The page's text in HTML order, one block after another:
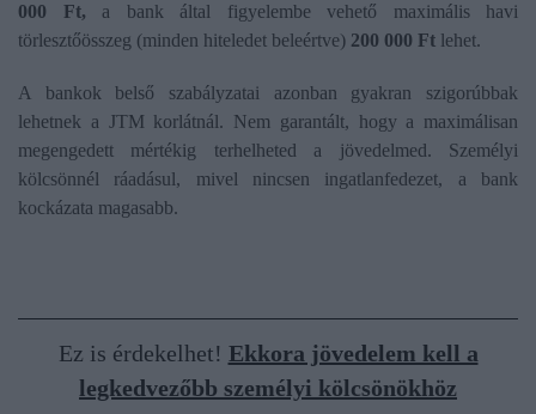
000 Ft, a bank által figyelembe vehető maximális havi
törlesztőösszeg (minden hiteledet beleértve) 200 000 Ft lehet.
A bankok belső szabályzatai azonban gyakran szigorúbbak
lehetnek a JTM korlátnál. Nem garantált, hogy a maximálisan
megengedett mértékig terhelheted a jövedelmed. Személyi
kölcsönnél ráadásul, mivel nincsen ingatlanfedezet, a bank
kockázata magasabb.
Ez is érdekelhet! Ekkora jövedelem kell a
legkedvezőbb személyi kölcsönökhöz